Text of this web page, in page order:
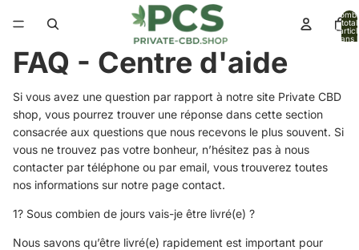
total
dans
FAQ - Centre d'aide
Si vous avez une question par rapport à notre site Private CBD
shop, vous pourrez trouver une réponse dans cette section
consacrée aux questions que nous recevons le plus souvent. Si
vous ne trouvez pas votre bonheur, n’hésitez pas à nous
contacter par téléphone ou par email, vous trouverez toutes
nos informations sur notre page contact.
1? Sous combien de jours vais-je être livré(e) ?
Nous savons qu’être livré(e) rapidement est important pour